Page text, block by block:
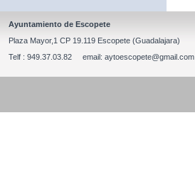
Ayuntamiento de Escopete
Plaza Mayor,1 CP 19.119 Escopete (Guadalajara)
Telf : 949.37.03.82 email: aytoescopete@gmail.com